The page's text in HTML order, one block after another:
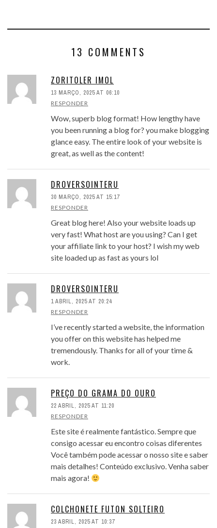
13 COMMENTS
ZORITOLER IMOL
13 MARÇO, 2025 AT 06:10
RESPONDER
Wow, superb blog format! How lengthy have
you been running a blog for? you make blogging
glance easy. The entire look of your website is
great, as well as the content!
DROVERSOINTERU
30 MARÇO, 2025 AT 15:17
RESPONDER
Great blog here! Also your website loads up
very fast! What host are you using? Can I get
your affiliate link to your host? I wish my web
site loaded up as fast as yours lol
DROVERSOINTERU
1 ABRIL, 2025 AT 20:24
RESPONDER
I’ve recently started a website, the information
you offer on this website has helped me
tremendously. Thanks for all of your time &
work.
PREÇO DO GRAMA DO OURO
22 ABRIL, 2025 AT 11:20
RESPONDER
Este site é realmente fantástico. Sempre que
consigo acessar eu encontro coisas diferentes
Você também pode acessar o nosso site e saber
mais detalhes! Conteúdo exclusivo. Venha saber
mais agora!
COLCHONETE FUTON SOLTEIRO
23 ABRIL, 2025 AT 10:37